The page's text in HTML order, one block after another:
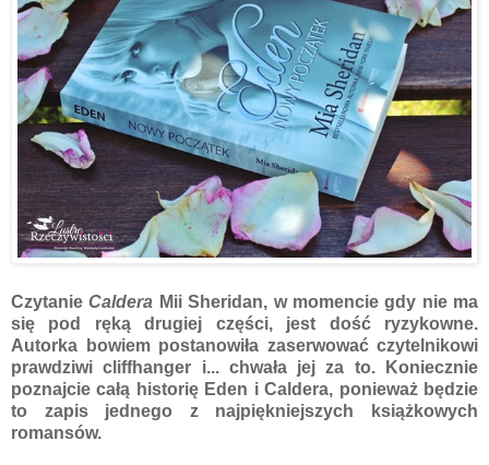
CzytanieCaldera Mii Sheridan, w momencie gdy nie ma
się pod ręką drugiej części, jest dość ryzykowne.
Autorka bowiem postanowiła zaserwować czytelnikowi
prawdziwi cliffhanger i... chwała jej za to. Koniecznie
poznajcie całą historię Eden i Caldera, ponieważ będzie
to zapis jednego z najpiękniejszych książkowych
romansów.